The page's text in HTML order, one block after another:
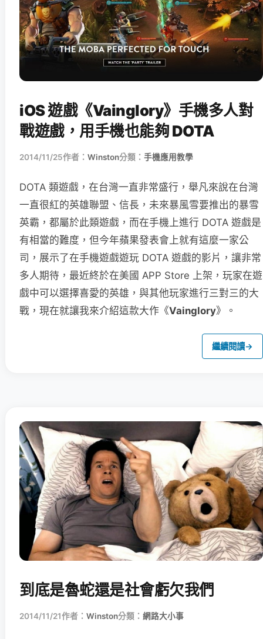
iOS 遊戲《Vainglory》手機多人對
戰遊戲，用手機也能夠 DOTA
2014/11/25作者： Winston分類： 手機應用教學
DOTA 類遊戲，在台灣一直非常盛行，舉凡來說在台灣
一直很紅的英雄聯盟、信長，未來暴風雪要推出的暴雪
英霸，都屬於此類遊戲，而在手機上進行 DOTA 遊戲是
有相當的難度，但今年蘋果發表會上就有這麼一家公
司，展示了在手機遊戲遊玩 DOTA 遊戲的影片，讓非常
多人期待，最近終於在美國 APP Store 上架，玩家在遊
戲中可以選擇喜愛的英雄，與其他玩家進行三對三的大
戰，現在就讓我來介紹這款大作《Vainglory》。
繼續閱讀→
到底是魯蛇還是社會虧欠我們
2014/11/21作者： Winston分類： 網路大小事